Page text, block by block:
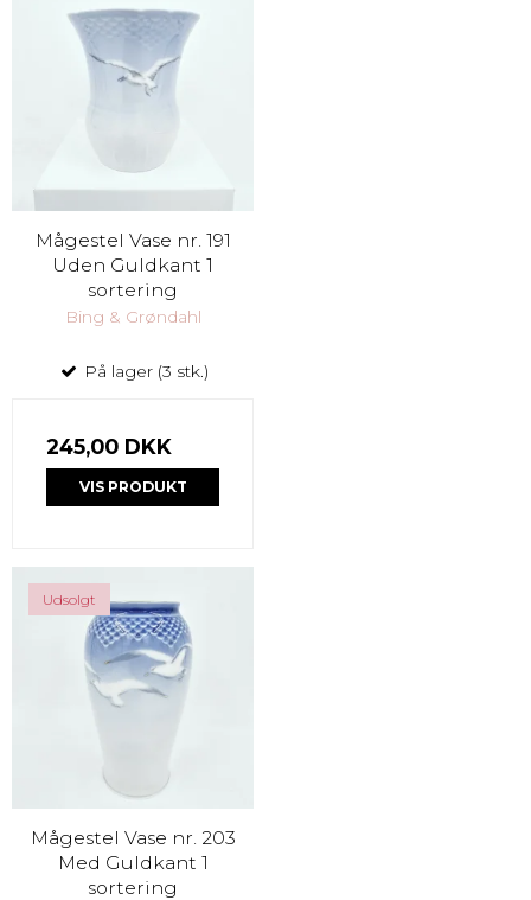
Mågestel Vase nr. 191
Uden Guldkant 1
sortering
Bing & Grøndahl
På lager (3 stk.)
245,00 DKK
VIS PRODUKT
Udsolgt
Mågestel Vase nr. 203
Med Guldkant 1
sortering